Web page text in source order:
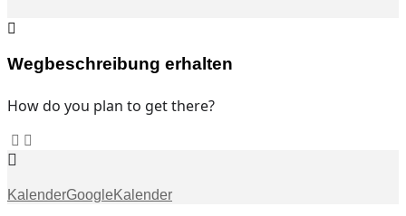
Junge Erwachsene
Junge Erwachsene
MBG Hameln
Wegbeschreibung erhalten
How do you plan to get there?
KalenderGoogleKalender